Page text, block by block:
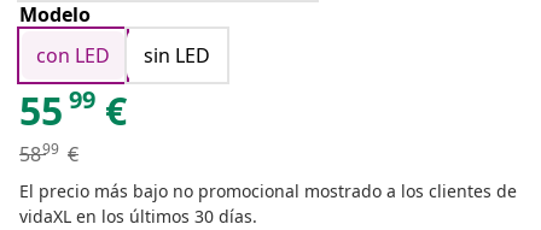
Modelo
con LED
sin LED
55 99 €
5899 €
El precio más bajo no promocional mostrado a los clientes de
vidaXL en los últimos 30 días.